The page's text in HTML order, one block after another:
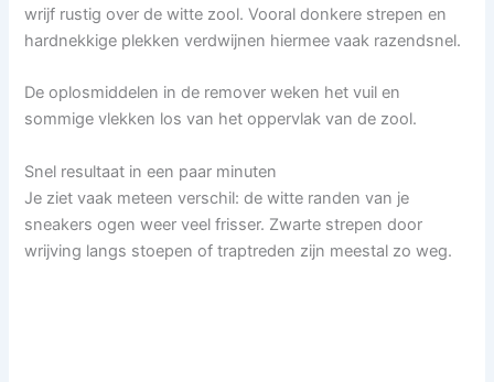
wrijf rustig over de witte zool. Vooral donkere strepen en
hardnekkige plekken verdwijnen hiermee vaak razendsnel.
De oplosmiddelen in de remover weken het vuil en
sommige vlekken los van het oppervlak van de zool.
Snel resultaat in een paar minuten
Je ziet vaak meteen verschil: de witte randen van je
sneakers ogen weer veel frisser. Zwarte strepen door
wrijving langs stoepen of traptreden zijn meestal zo weg.